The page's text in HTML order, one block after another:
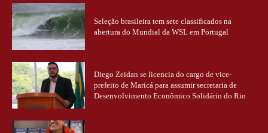
Seleção brasileira tem sete classificados na
abertura do Mundial da WSL em Portugal
Diego Zeidan se licencia do cargo de vice-
prefeito de Maricá para assumir secretaria de
Desenvolvimento Econômico Solidário do Rio